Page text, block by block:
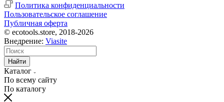
Политика конфиденциальности
Пользовательское соглашение
Публичная оферта
© ecotools.store, 2018-2026
Внедрение: Viasite
Найти
Каталог
По всему сайту
По каталогу